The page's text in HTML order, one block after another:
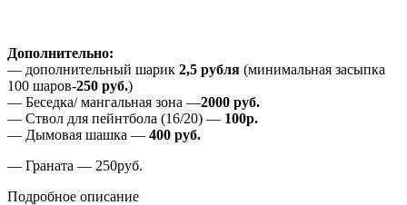
Дополнительно:
— дополнительный шарик 2,5 рубля (минимальная засыпка
100 шаров-250 руб.)
— Беседка/ мангальная зона —2000 руб.
— Ствол для пейнтбола (16/20) — 100р.
— Дымовая шашка — 400 руб.
— Граната — 250руб.
Подробное описание